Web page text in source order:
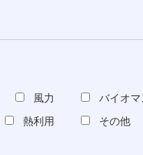
風力 バイオマ
熱利用 その他